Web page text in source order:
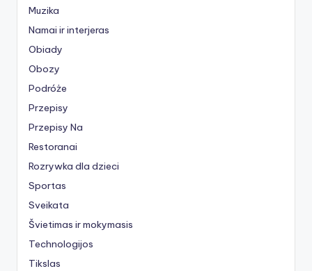
Muzika
Namai ir interjeras
Obiady
Obozy
Podróże
Przepisy
Przepisy Na
Restoranai
Rozrywka dla dzieci
Sportas
Sveikata
Švietimas ir mokymasis
Technologijos
Tikslas